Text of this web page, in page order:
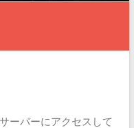
ーバーにアクセスして